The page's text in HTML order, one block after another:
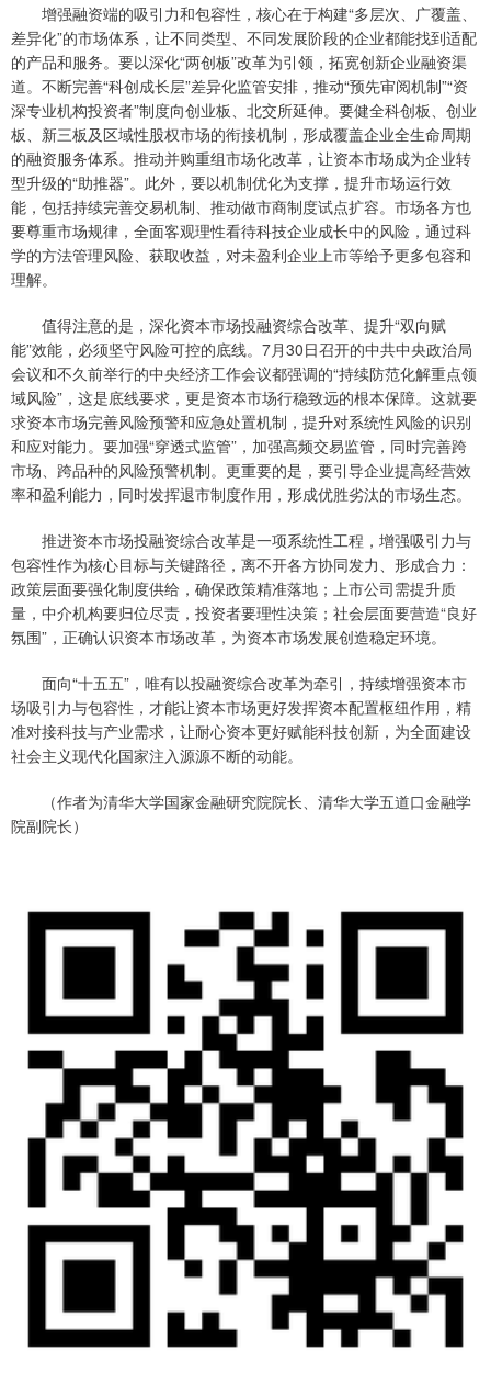
增强融资端的吸引力和包容性，核心在于构建“多层次、广覆盖、
差异化”的市场体系，让不同类型、不同发展阶段的企业都能找到适配
的产品和服务。要以深化“两创板”改革为引领，拓宽创新企业融资渠
道。不断完善“科创成长层”差异化监管安排，推动“预先审阅机制”“资
深专业机构投资者”制度向创业板、北交所延伸。要健全科创板、创业
板、新三板及区域性股权市场的衔接机制，形成覆盖企业全生命周期
的融资服务体系。推动并购重组市场化改革，让资本市场成为企业转
型升级的“助推器”。此外，要以机制优化为支撑，提升市场运行效
能，包括持续完善交易机制、推动做市商制度试点扩容。市场各方也
要尊重市场规律，全面客观理性看待科技企业成长中的风险，通过科
学的方法管理风险、获取收益，对未盈利企业上市等给予更多包容和
理解。
值得注意的是，深化资本市场投融资综合改革、提升“双向赋
能”效能，必须坚守风险可控的底线。7月30日召开的中共中央政治局
会议和不久前举行的中央经济工作会议都强调的“持续防范化解重点领
域风险”，这是底线要求，更是资本市场行稳致远的根本保障。这就要
求资本市场完善风险预警和应急处置机制，提升对系统性风险的识别
和应对能力。要加强“穿透式监管”，加强高频交易监管，同时完善跨
市场、跨品种的风险预警机制。更重要的是，要引导企业提高经营效
率和盈利能力，同时发挥退市制度作用，形成优胜劣汰的市场生态。
推进资本市场投融资综合改革是一项系统性工程，增强吸引力与
包容性作为核心目标与关键路径，离不开各方协同发力、形成合力：
政策层面要强化制度供给，确保政策精准落地；上市公司需提升质
量，中介机构要归位尽责，投资者要理性决策；社会层面要营造“良好
氛围”，正确认识资本市场改革，为资本市场发展创造稳定环境。
面向“十五五”，唯有以投融资综合改革为牵引，持续增强资本市
场吸引力与包容性，才能让资本市场更好发挥资本配置枢纽作用，精
准对接科技与产业需求，让耐心资本更好赋能科技创新，为全面建设
社会主义现代化国家注入源源不断的动能。
（作者为清华大学国家金融研究院院长、清华大学五道口金融学
院副院长）